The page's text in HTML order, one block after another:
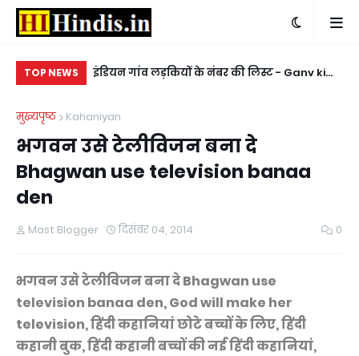
TOP NEWS
पर हरियाणवी
इंडियन गांव लड़कियों के नंबर की लिस्ट - Ganv ki
मुख्यपृष्ठ
Kahaniyan
भगवन उसे टेलीविजन बना दे
Bhagwan use television banaa
den
Mast Blogger दिसंबर 04, 2014 0
भगवन उसे टेलीविजन बना दे Bhagwan use
television banaa den, Godwill make her
television, हिंदी कहानियां छोटे बच्चों के लिए, हिंदी
कहानी बुक, हिंदी कहानी बच्चों की नई हिंदी कहानियां,